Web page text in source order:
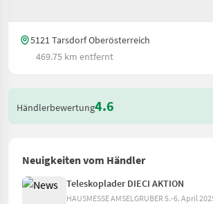
5121 Tarsdorf Oberösterreich
469.75 km entfernt
Händlerbewertung4.6
Neuigkeiten vom Händler
Teleskoplader DIECI AKTION
HAUSMESSE AMSELGRUBER 5.-6. April